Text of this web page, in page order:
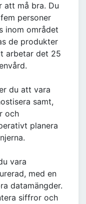
att må bra. Du
personer
inom området
de produkter
arbetar det 25
du att vara
samt,
och
planera
vara
med en
datamängder.
siffror och